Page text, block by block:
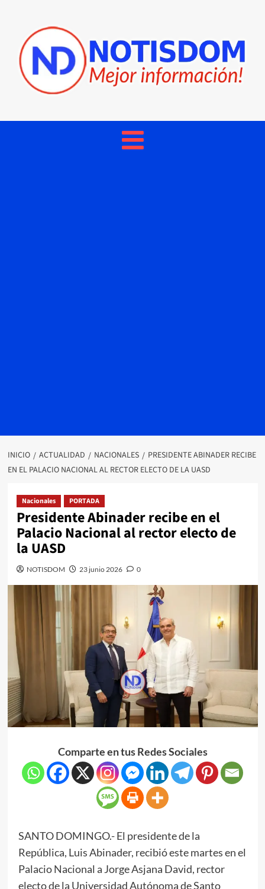
INICIO ACTUALIDAD NACIONALES
PRESIDENTE ABINADER RECIBE
EN EL PALACIO NACIONAL AL RECTOR ELECTO DE LA UASD
Nacionales PORTADA
Presidente Abinader recibe en el
Palacio Nacional al rector electo de
la UASD
NOTISDOM 23 junio 2026 0
Comparte en tus Redes Sociales
SANTO DOMINGO.- El presidente de la
República, Luis Abinader, recibió este martes en el
Palacio Nacional a Jorge Asjana David, rector
electo de la Universidad Autónoma de Santo